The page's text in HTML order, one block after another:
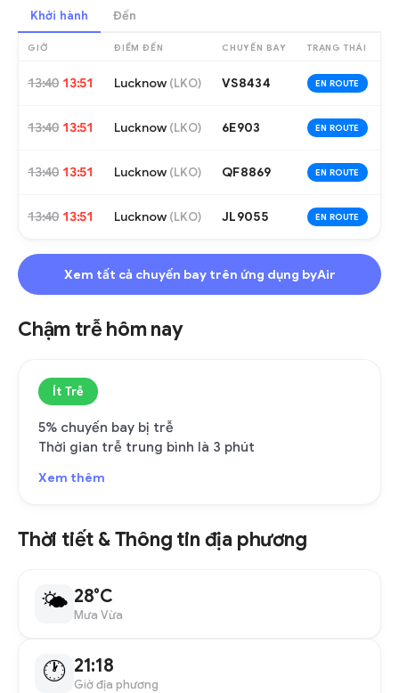
Khởi hành Đến
GIỜ ĐIỂM ĐẾN CHUYẾN BAY TRẠNG THÁI
13:40 13:51 Lucknow (LKO) VS8434 EN ROUTE
13:40 13:51 Lucknow (LKO) 6E903 EN ROUTE
13:40 13:51 Lucknow (LKO) QF8869 EN ROUTE
13:40 13:51 Lucknow (LKO) JL9055 EN ROUTE
Xem tất cả chuyến bay trên ứng dụng byAir
Chậm trễ hôm nay
Ít Trễ
5% chuyến bay bị trễ
Thời gian trễ trung bình là 3 phút
Xem thêm
Thời tiết & Thông tin địa phương
🌤 28°C
Mưa Vừa
🕐 21:18
Giờ địa phương